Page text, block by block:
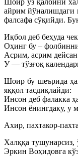
Шоир ўз қалбини
айрим йўналишдаги
фалсафа сўқийди.
Иқбол деб беҳуда
Оҳинг бу –
Асрим, асрим
У — тўзғоқ
Шоир бу шеърида
яққол тасдиқлайди:
Инсон деб фалакка
Инсон ёнингдаку, у
Ахир, пахтакор-
Халққа
Эркин Воҳидовга